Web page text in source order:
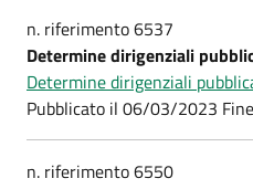
n. riferimento 6537
Determine dirigenziali
Determine dirigenziali
Pubblicato il 06/03/2023
n. riferimento 6550